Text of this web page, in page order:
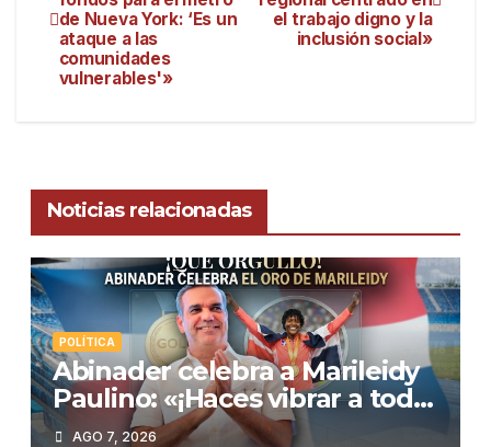
el trabajo digno y la
inclusión social»
de Nueva York: ‘Es un
ataque a las
comunidades
vulnerables'»
Noticias relacionadas
POLÍTICA
Abinader celebra a Marileidy
Paulino: «¡Haces vibrar a toda
República Dominicana!»
AGO 7, 2026